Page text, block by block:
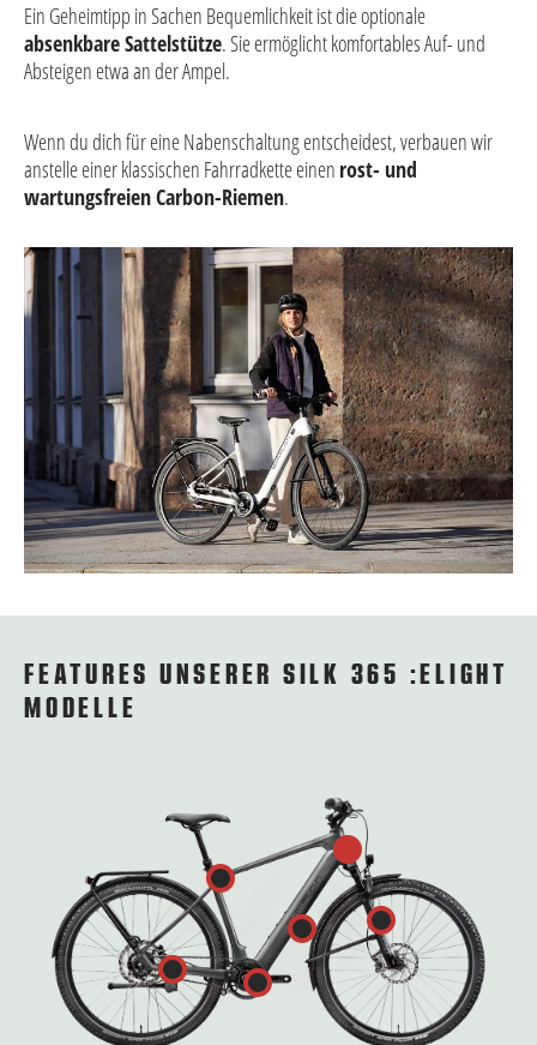
Ein Geheimtipp in Sachen Bequemlichkeit ist die optionale
absenkbare Sattelstütze. Sie ermöglicht komfortables Auf- und
Absteigen etwa an der Ampel.
Wenn du dich für eine Nabenschaltung entscheidest, verbauen wir
anstelle einer klassischen Fahrradkette einen rost- und
wartungsfreien Carbon-Riemen.
FEATURES UNSERER SILK 365 :ELIGHT
MODELLE